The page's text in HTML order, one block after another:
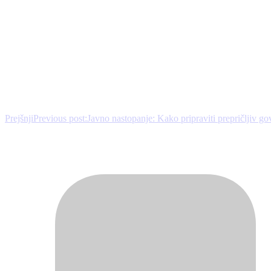
PrejšnjiPrevious post:Javno nastopanje: Kako pripraviti prepričljiv